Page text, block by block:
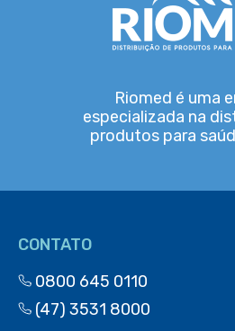
Riomed é uma
especializada na
produtos para
CONTATO
0800 645 0110
(47) 3531 8000